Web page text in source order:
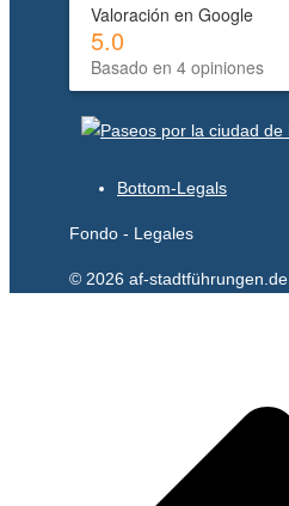
Valoración en Google
5.0
Basado en 4 opiniones
Bottom-Legals
Fondo - Legales
© 2026 af-stadtführungen.de